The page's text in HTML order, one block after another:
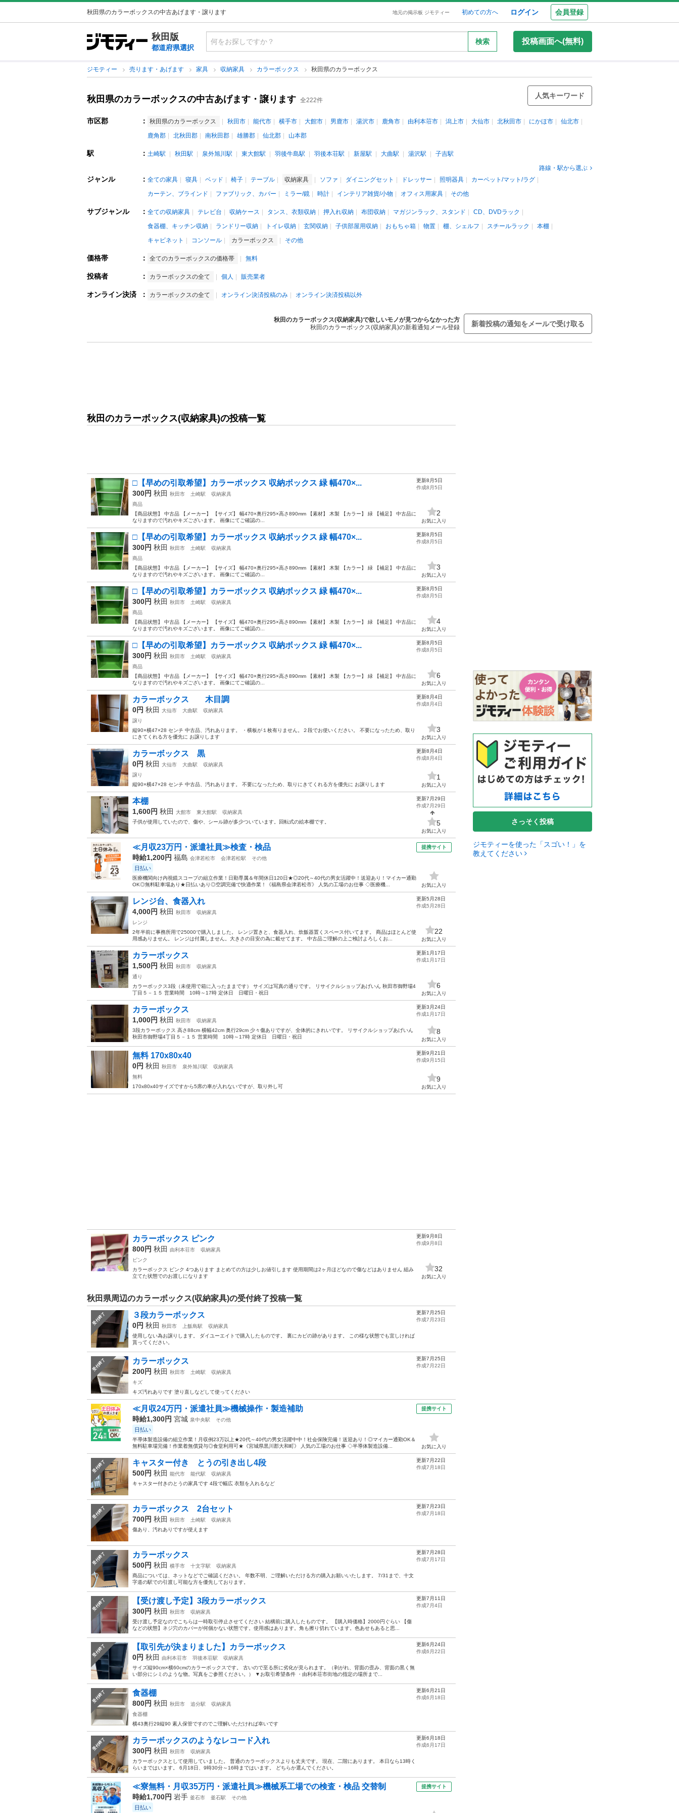
秋田県のカラーボックスの中古あげます・譲ります 地元の掲示板 ジモティー 初めての方へ ログイン 会員登録
秋田版
都道府県選択
検索 投稿画面へ(無料)
ジモティー 売ります・あげます 家具 収納家具 カラーボックス 秋田県のカラーボックス
秋田県のカラーボックスの中古あげます・譲ります 全222件
人気キーワード
市区郡 ： 秋田県のカラーボックス 秋田市 能代市 横手市 大館市 男鹿市 湯沢市 鹿角市 由利本荘市 潟上市 大仙市 北秋田市 にかほ市
仙北市
鹿角郡
北秋田郡 南秋田郡 雄勝郡 仙北郡 山本郡
駅 ： 土崎駅 秋田駅 泉外旭川駅 東大館駅 羽後牛島駅 羽後本荘駅 新屋駅 大曲駅 湯沢駅
子吉駅
路線・駅から選ぶ
ジャンル ： 全ての家具 寝具 ベッド 椅子 テーブル 収納家具 ソファ ダイニングセット ドレッサー 照明器具
カーペット/マット/ラグ
カーテン、ブラインド
ファブリック、カバー ミラー/鏡 時計 インテリア雑貨/小物 オフィス用家具 その他
サブジャンル ： 全ての収納家具 テレビ台 収納ケース タンス、衣類収納 押入れ収納 布団収納 マガジンラック、スタンド
CD、DVDラック
食器棚、キッチン収納
ランドリー収納 トイレ収納 玄関収納 子供部屋用収納 おもちゃ箱 物置 棚、シェルフ スチールラック
本棚
キャビネット
コンソール カラーボックス その他
価格帯 ： 全てのカラーボックスの価格帯 無料
投稿者 ： カラーボックスの全て 個人 販売業者
オンライン決済 ： カラーボックスの全て オンライン決済投稿のみ オンライン決済投稿以外
秋田のカラーボックス(収納家具)で欲しいモノが見つからなかった方
秋田のカラーボックス(収納家具)の新着通知メール登録
新着投稿の通知をメールで受け取る
秋田のカラーボックス(収納家具)の投稿一覧
□【早めの引取希望】カラーボックス 収納ボックス 緑 幅470×...
300円 秋田 秋田市 土崎駅
収納家具
商品
【商品状態】 中古品 【メーカー】 【サイズ】 幅470×奥行295×高さ890mm 【素材】 木製 【カラー】 緑 【補足】 中古品に
なりますので汚れやキズございます。 画像にてご確認の...
更新8月5日
作成8月5日
2
お気に入り
□【早めの引取希望】カラーボックス 収納ボックス 緑 幅470×...
300円 秋田 秋田市 土崎駅
収納家具
商品
【商品状態】 中古品 【メーカー】 【サイズ】 幅470×奥行295×高さ890mm 【素材】 木製 【カラー】 緑 【補足】 中古品に
なりますので汚れやキズございます。 画像にてご確認の...
更新8月5日
作成8月5日
3
お気に入り
□【早めの引取希望】カラーボックス 収納ボックス 緑 幅470×...
300円 秋田 秋田市 土崎駅
収納家具
商品
【商品状態】 中古品 【メーカー】 【サイズ】 幅470×奥行295×高さ890mm 【素材】 木製 【カラー】 緑 【補足】 中古品に
なりますので汚れやキズございます。 画像にてご確認の...
更新8月5日
作成8月5日
4
お気に入り
□【早めの引取希望】カラーボックス 収納ボックス 緑 幅470×...
300円 秋田 秋田市 土崎駅
収納家具
商品
【商品状態】 中古品 【メーカー】 【サイズ】 幅470×奥行295×高さ890mm 【素材】 木製 【カラー】 緑 【補足】 中古品に
なりますので汚れやキズございます。 画像にてご確認の...
更新8月5日
作成8月5日
6
お気に入り
カラーボックス 木目調
0円 秋田 大仙市 大曲駅
収納家具
譲り
縦90×横47×28 センチ 中古品、汚れあります。 ・横板が１枚有りません。２段でお使いください。 不要になったため、取り
にきてくれる方を優先に お譲りします
更新8月4日
作成8月4日
3
お気に入り
カラーボックス 黒
0円 秋田 大仙市 大曲駅
収納家具
譲り
縦90×横47×28 センチ 中古品、汚れあります。 不要になったため、取りにきてくれる方を優先に お譲りします
更新8月4日
作成8月4日
1
お気に入り
本棚
1,600円 秋田 大館市 東大館駅
収納家具
子供が使用していたので、傷や、シール跡が多少ついています。回転式の絵本棚です。
更新7月29日
作成7月29日
5
お気に入り
≪月収23万円・派遣社員≫検査・検品
時給1,200円 福島 会津若松市 会津若松駅 その他
日払い
医療機関向け内視鏡スコープの組立作業！日勤専属＆年間休日120日★◎20代～40代の男女活躍中！送迎あり！マイカー通勤
OK◎無料駐車場あり★日払いあり◎空調完備で快適作業！《福島県会津若松市》 人気の工場のお仕事 ◇医療機...
提携サイト
お気に入り
レンジ台、食器入れ
4,000円 秋田 秋田市
収納家具
レンジ
2年半前に事務所用で25000で購入しました。 レンジ置きと、食器入れ、炊飯器置くスペース付いてます。 商品はほとんど使
用感ありません。 レンジは付属しません。大きさの目安の為に載せてます。 中古品ご理解の上ご検討よろしくお...
更新5月28日
作成5月28日
22
お気に入り
カラーボックス
1,500円 秋田 秋田市
収納家具
通り
カラーボックス3段（未使用で箱に入ったままです） サイズは写真の通りです。 リサイクルショップあげいん 秋田市御野場4
丁目５－１５ 営業時間 10時～17時 定休日 日曜日・祝日
更新1月17日
作成1月17日
6
お気に入り
カラーボックス
1,000円 秋田 秋田市
収納家具
3段カラーボックス 高さ88cm 横幅42cm 奥行29cm 少々傷ありですが、全体的にきれいです。 リサイクルショップあげいん
秋田市御野場4丁目５－１５ 営業時間 10時～17時 定休日 日曜日・祝日
更新3月24日
作成1月17日
8
お気に入り
無料 170x80x40
0円 秋田 秋田市 泉外旭川駅
収納家具
無料
170x80x40サイズですから5席の車が入れないですが、取り外し可
更新9月21日
作成9月15日
9
お気に入り
カラーボックス ピンク
800円 秋田 由利本荘市
収納家具
ピンク
カラーボックス ピンク 4つあります まとめての方は少しお値引します 使用期間は2ヶ月ほどなので傷などはありません 組み
立てた状態でのお渡しになります
更新9月8日
作成9月8日
32
お気に入り
秋田県周辺のカラーボックス(収納家具)の受付終了投稿一覧
受付終了 ３段カラーボックス
0円 秋田 秋田市 上飯島駅
収納家具
使用しない為お譲りします。 ダイユーエイトで購入したものです。 裏にカビの跡があります。 この様な状態でも宜しければ
貰ってください。
更新7月25日
作成7月23日
受付終了 カラーボックス
200円 秋田 秋田市 土崎駅
収納家具
キズ
キズ汚れありです 塗り直しなどして使ってください
更新7月25日
作成7月22日
≪月収24万円・派遣社員≫機械操作・製造補助
時給1,300円 宮城 泉中央駅 その他
日払い
半導体製造設備の組立作業！月収例23万以上★20代～40代の男女活躍中中！社会保険完備！送迎あり！◎マイカー通勤OK＆
無料駐車場完備！作業着無償貸与◎食堂利用可★《宮城県黒川郡大和町》 人気の工場のお仕事 ◇半導体製造設備...
提携サイト
お気に入り
受付終了 キャスター付き とうの引き出し4段
500円 秋田 能代市 能代駅
収納家具
キャスター付きのとうの家具です 4段で幅広 衣類を入れるなど
更新7月22日
作成7月18日
受付終了 カラーボックス 2台セット
700円 秋田 秋田市 土崎駅
収納家具
傷あり、汚れありですが使えます
更新7月23日
作成7月18日
受付終了 カラーボックス
500円 秋田 横手市 十文字駅
収納家具
商品については、ネットなどでご確認ください。 年数不明、ご理解いただける方の購入お願いいたします。 7/31まで、十文
字道の駅での引渡し可能な方を優先しております。
更新7月28日
作成7月17日
受付終了 【受け渡し予定】3段カラーボックス
300円 秋田 秋田市
収納家具
受け渡し予定なのでこちらは一時取引停止させてください 結構前に購入したものです。 【購入時価格】2000円ぐらい 【傷
などの状態】ネジ穴のカバーが何個かない状態です。使用感はあります。角も擦り切れています。色あせもあると思...
更新7月11日
作成7月4日
受付終了 【取引先が決まりました】カラーボックス
0円 秋田 由利本荘市 羽後本荘駅
収納家具
サイズ縦90cm×横60cmのカラーボックスです。 古いので至る所に劣化が見られます。（剥がれ、背面の歪み、背面の黒く無
い部分にシミのような物。写真をご参照ください。） ▼お取引希望条件 ・由利本荘市街地の指定の場所まで...
更新6月24日
作成6月22日
受付終了 食器棚
800円 秋田 秋田市 追分駅
収納家具
食器棚
横43奥行29縦90 素人保管ですのでご理解いただければ幸いです
更新6月21日
作成6月18日
受付終了 カラーボックスのようなレコード入れ
300円 秋田 秋田市
収納家具
カラーボックスとして使用していました。 普通のカラーボックスよりも丈夫です。 現在、二階にあります。 本日なら13時く
らいまではいます。 6月18日、9時30分～16時まではいます。 どちらか選んでください。
更新6月18日
作成6月17日
≪寮無料・月収35万円・派遣社員≫機械系工場での検査・検品 交替制
時給1,700円 岩手 釜石市 釜石駅 その他
日払い
提携サイト
さっそく投稿
ジモティーを使った「スゴい！」を
教えてください